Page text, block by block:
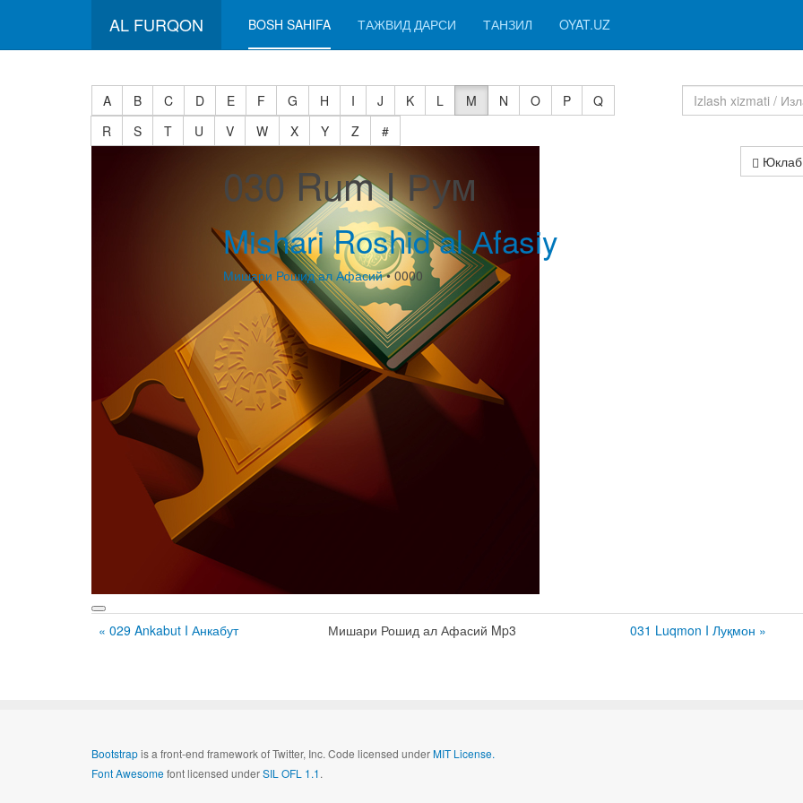
AL FURQON BOSH SAHIFA ТАЖВИД ДАРСИ ТАНЗИЛ OYAT.UZ
A B C D E F G H I J K L M N O P
Q
R
S T U V W X Y Z
#
030 Rum I Рум
Mishari Roshid al Аfasiy
Мишари Рошид ал Афасий• 0000
« 029 Ankabut I Анкабут Мишари Рошид ал Афасий Mp3 031 Luqmon I Луқмон »
Bootstrapis a front-end framework of Twitter, Inc. Code licensed underMIT License.
Font Awesomefont licensed underSIL OFL 1.1.